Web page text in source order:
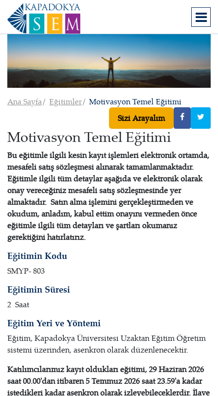
Ana Sayfa Eğitimler
Motivasyon Temel Eğitimi
Sizi Arayalım
Motivasyon Temel Eğitimi
Bu eğitimle ilgili kesin kayıt işlemleri elektronik ortamda,
mesafeli satış sözleşmesi alınarak tamamlanmaktadır.
Eğitimle ilgili tüm detaylar aşağıda ve elektronik olarak
onay vereceğiniz mesafeli satış sözleşmesinde yer
almaktadır. Satın alma işlemini gerçekleştirmeden ve
okudum, anladım, kabul ettim onayını vermeden önce
eğitimle ilgili tüm detayları ve şartları okumanız
gerektiğini hatırlatırız.
Eğitimin Kodu
SMYP- 803
Eğitimin Süresi
2 Saat
Eğitim Yeri ve Yöntemi
Eğitim, Kapadokya Üniversitesi Uzaktan Eğitim Öğretim
sistemi üzerinden, asenkron olarak düzenlenecektir.
Katılımcılarımız kayıt oldukları eğitimi, 29 Haziran 2026
saat 00.00'dan itibaren 5 Temmuz 2026 saat 23.59'a kadar
istedikleri kadar asenkron olarak izleyebileceklerdir. İlave